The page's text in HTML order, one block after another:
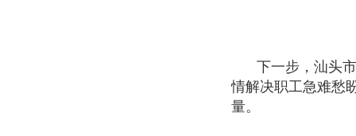
下一步，汕头
情解决职工急难愁
量。